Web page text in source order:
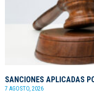
SANCIONES APLICADAS
7 AGOSTO, 2026